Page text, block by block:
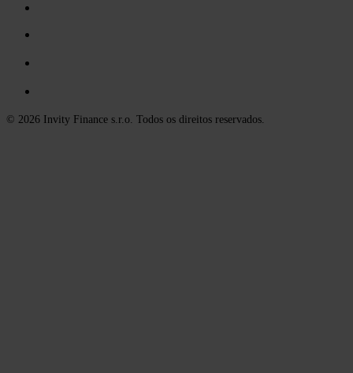
© 2026 Invity Finance s.r.o. Todos os direitos reservados.